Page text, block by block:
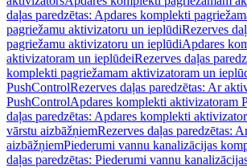
daļas paredzētas: Apdares komplekti
pagriežamu aktivizatoru un ieplūdiRezerves
pagriežamu aktivizatoru un ieplūdiApdares
aktivizatoram un ieplūdeiRezerves daļas
komplekti pagriežamam aktivizatoram un
PushControlRezerves daļas paredzētas: Ar
PushControlApdares komplekti aktivizatoram
daļas paredzētas: Apdares komplekti
vārstu aizbāžņiemRezerves daļas paredzētas:
aizbāžņiemPiederumi vannu kanalizācijas
daļas paredzētas: Piederumi vannu